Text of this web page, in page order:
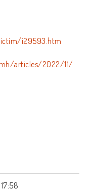
i29593.htm
articles/2022/11/